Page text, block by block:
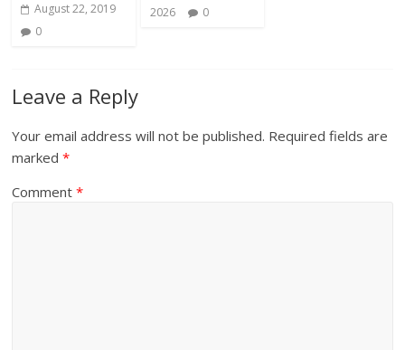
August 22, 2019
0
2026
0
Leave a Reply
Your email address will not be published. Required fields are
marked*
Comment*